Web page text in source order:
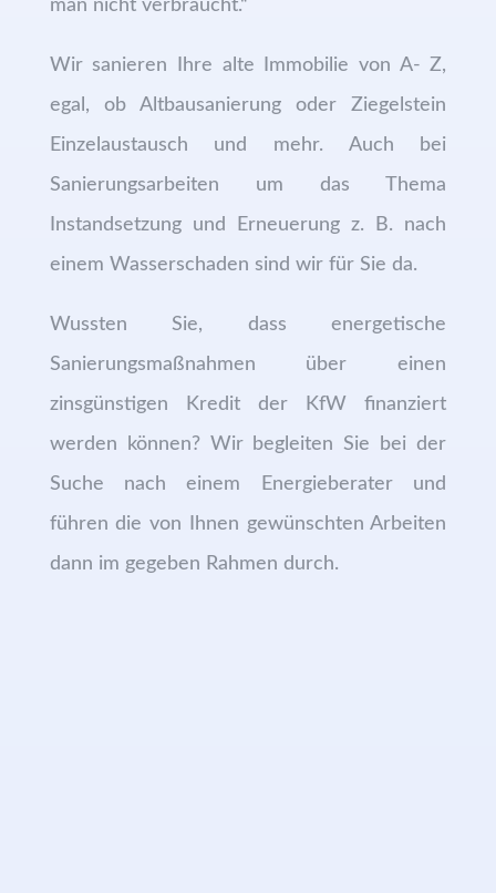
man nicht verbraucht.“
Wir sanieren Ihre alte Immobilie von A- Z,
egal, ob Altbausanierung oder Ziegelstein
Einzelaustausch und mehr. Auch bei
Sanierungsarbeiten um das Thema
Instandsetzung und Erneuerung z. B. nach
einem Wasserschaden sind wir für Sie da.
Wussten Sie, dass energetische
Sanierungsmaßnahmen über einen
zinsgünstigen Kredit der KfW finanziert
werden können? Wir begleiten Sie bei der
Suche nach einem Energieberater und
führen die von Ihnen gewünschten Arbeiten
dann im gegeben Rahmen durch.